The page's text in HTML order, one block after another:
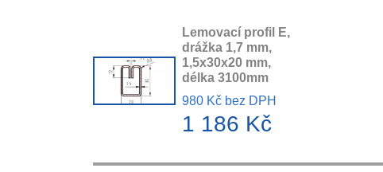
Lemovací profil E,
drážka 1,7 mm,
1,5x30x20 mm,
délka 3100mm
980 Kč bez DPH
1 186 Kč